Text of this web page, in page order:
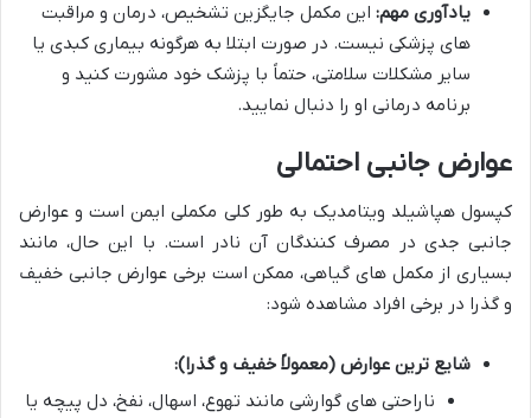
یادآوری مهم: این مکمل جایگزین تشخیص، درمان و مراقبت
های پزشکی نیست. در صورت ابتلا به هرگونه بیماری کبدی یا
سایر مشکلات سلامتی، حتماً با پزشک خود مشورت کنید و
برنامه درمانی او را دنبال نمایید.
عوارض جانبی احتمالی
کپسول هپاشیلد ویتامدیک به طور کلی مکملی ایمن است و عوارض
جانبی جدی در مصرف کنندگان آن نادر است. با این حال، مانند
بسیاری از مکمل های گیاهی، ممکن است برخی عوارض جانبی خفیف
و گذرا در برخی افراد مشاهده شود:
شایع ترین عوارض (معمولاً خفیف و گذرا):
ناراحتی های گوارشی مانند تهوع، اسهال، نفخ، دل پیچه یا